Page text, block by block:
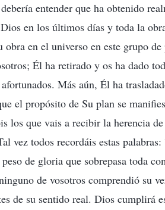
entender que ha obtenido
en los últimos días y toda la
en el universo en este grupo de
Él ha retirado y os ha dado
Más aún, Él ha
el propósito de Su plan se
los que vais a recibir la herencia
vez todos recordáis estas palabras:
de gloria que sobrepasa toda
de vosotros comprendió su
de su sentido real. Dios cumplirá